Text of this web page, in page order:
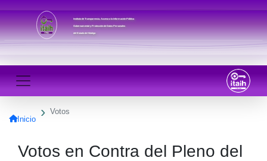
Instituto de Transparencia, Acceso a la Información Pública
Gubernamental y Protección de Datos Personales
del Estado de Hidalgo
Inicio
Votos
Votos en Contra del Pleno del